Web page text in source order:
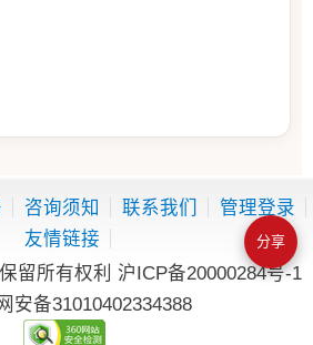
咨询须知 联系我们
管理登录
友情链接
留所有权利 沪ICP备20000284号-1
安备31010402334388
分享